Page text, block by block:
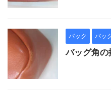
バック バッ
バッグ角の